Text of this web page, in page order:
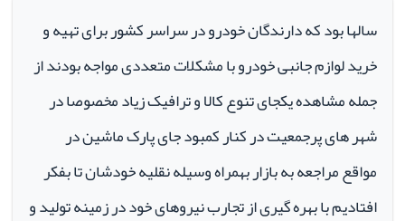
سالها بود که دارندگان خودرو در سراسر کشور برای تهیه و
خرید لوازم جانبی خودرو با مشکلات متعددی مواجه بودند از
جمله مشاهده یکجای تنوع کالا و ترافیک زیاد مخصوصا در
شهر های پرجمعیت در کنار کمبود جای پارک ماشین در
مواقع مراجعه به بازار بهمراه وسیله نقلیه خودشان تا بفکر
افتادیم با بهره گیری از تجارب نیروهای خود در زمینه تولید و